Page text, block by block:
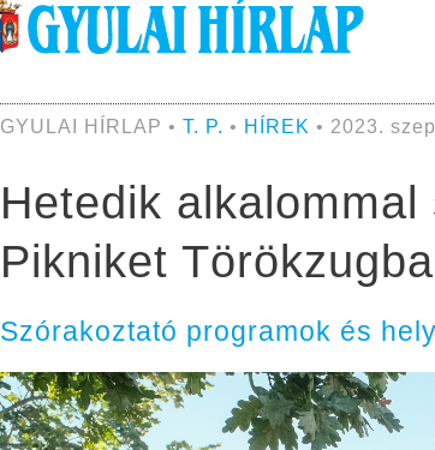
GYULAI HÍRLAP • T. P. • HÍREK • 2023.
Hetedik
Pikniket
Szórakoztató programok és